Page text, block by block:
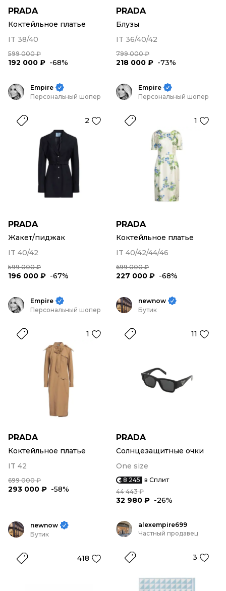
PRADA
Коктейльное платье
IT 38/40
599 000 ₽
192 000 ₽ -68%
PRADA
Блузы
IT 36/40/42
799 000 ₽
218 000 ₽ -73%
Empire
Персональный шопер
2
PRADA
Жакет/пиджак
IT 40/42
599 000 ₽
196 000 ₽ -67%
Empire
Персональный шопер
1
PRADA
Коктейльное платье
IT 40/42/44/46
699 000 ₽
227 000 ₽ -68%
Empire
Персональный шопер
1
PRADA
Коктейльное платье
IT 42
699 000 ₽
293 000 ₽ -58%
newnow
Бутик
11
PRADA
Солнцезащитные очки
One size
8 245 в Сплит
44 443 ₽
32 980 ₽ -26%
newnow
Бутик
418
alexempire699
Частный продавец
3